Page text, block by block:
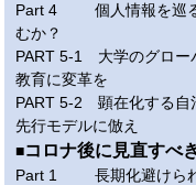
Part 4 個人情報を巡る
むか？
PART 5-1 大学のグロー
教育に変革を
PART 5-2 顕在化する自
先行モデルに倣え
■コロナ後に見直すべ
Part 1 長期化避けられ